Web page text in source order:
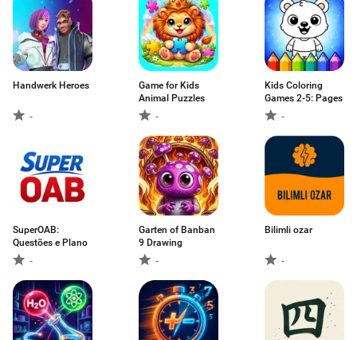
Handwerk Heroes
-
Game for Kids
Animal Puzzles
-
Kids Coloring
Games 2-5: Pages
-
SuperOAB:
Questões e Plano
-
Garten of Banban
9 Drawing
-
Bilimli ozar
-